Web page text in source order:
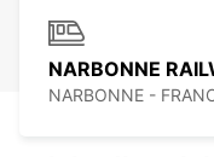
NARBONNE
NARBONNE -